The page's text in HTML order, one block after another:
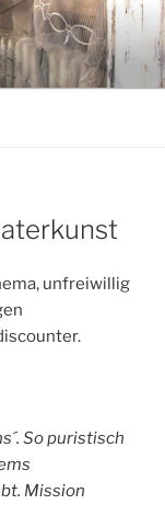
unfreiwillig
So puristisch
Mission